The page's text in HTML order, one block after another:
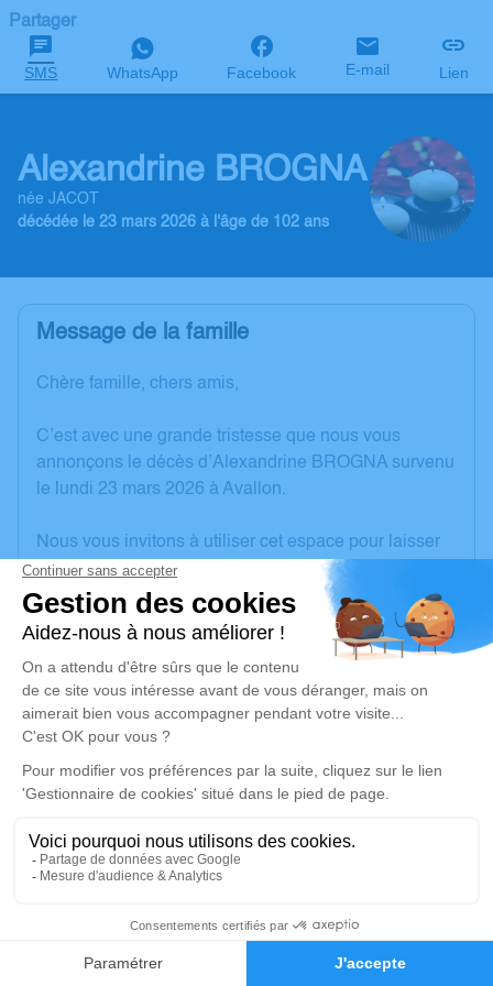
Faire-part Hommages
Partager
SMS WhatsApp Facebook E-mail Lien
Alexandrine BROGNA
née JACOT
décédée le 23 mars 2026 à l'âge de 102 ans
Message de la famille
Chère famille, chers amis,
C’est avec une grande tristesse que nous vous
annonçons le décès d’Alexandrine BROGNA survenu
le lundi 23 mars 2026 à Avallon.
Nous vous invitons à utiliser cet espace pour laisser
vos condoléances, partager des photos souvenirs,
une anecdote ou exprimer vos pensées à travers des
poèmes ou des textes. Cet endroit est un lieu
d'expression dédié à honorer la mémoire
d’Alexandrine BROGNA.
Un service de plantation d’arbre hommage est
disponible ici.
Je rends hommage
Cérémonie religieuse
Église Saint Martin d'Avallon